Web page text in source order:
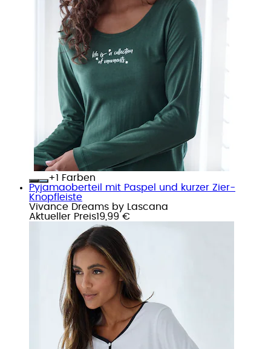
+
Farben
Pyjamaoberteil mit Paspel und kurzer Zier-
Knopfleiste
Vivance Dreams by Lascana
Aktueller Preis19,99 €